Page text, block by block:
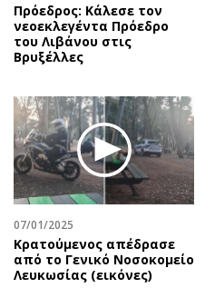
Πρόεδρος: Κάλεσε τον
νεοεκλεγέντα Πρόεδρο
του Λιβάνου στις
Βρυξέλλες
07/01/2025
Κρατούμενος απέδρασε
από το Γενικό Νοσοκομείο
Λευκωσίας (εικόνες)